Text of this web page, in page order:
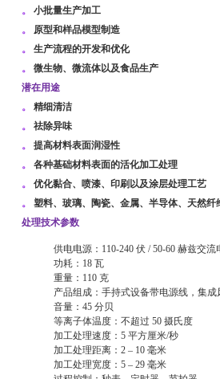
。
小批量生产加工
。
原型和样品模型制造
。
生产流程的开发和优化
。
微生物、微流体以及食品生产
潜在用途
。
精细清洁
。
祛除异味
。
提高材料表面润湿性
。
各种基础材料表面的活化加工处理
。
优化黏合、喷漆、印刷以及涂层处理工艺
。
塑料、玻璃、陶瓷、金属、半导体、天然
处理技术参数
供电电源： 110-240 伏 / 50-60 赫兹交流
功耗： 18 瓦
重量： 110 克
产品组成： 手持式设备带电源线，集成
音量： 45 分贝
等离子体温度： 不超过 50 摄氏度
加工处理速度： 5 平方厘米/秒
加工处理距离： 2 – 10 毫米
加工处理宽度： 5 – 29 毫米